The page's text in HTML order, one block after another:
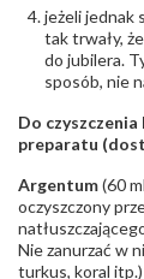
jeżeli jednak
tak trwały,
do jubilera.
sposób, nie
Do
preparatu
Argentum(60
oczyszczony
Nie zanurzać w
turkus, koral